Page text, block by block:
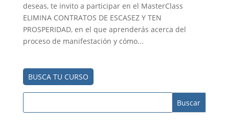
deseas, te invito a participar en el MasterClass
ELIMINA CONTRATOS DE ESCASEZ Y TEN
PROSPERIDAD, en el que aprenderás acerca del
proceso de manifestación y cómo...
BUSCA TU CURSO